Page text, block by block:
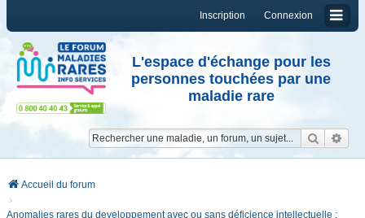
Connexion
Inscription
L'espace d'échange pour les
personnes touchées par une
maladie rare
Accueil du forum
Anomalies rares du developpement avec ou sans déficience intellectuelle :